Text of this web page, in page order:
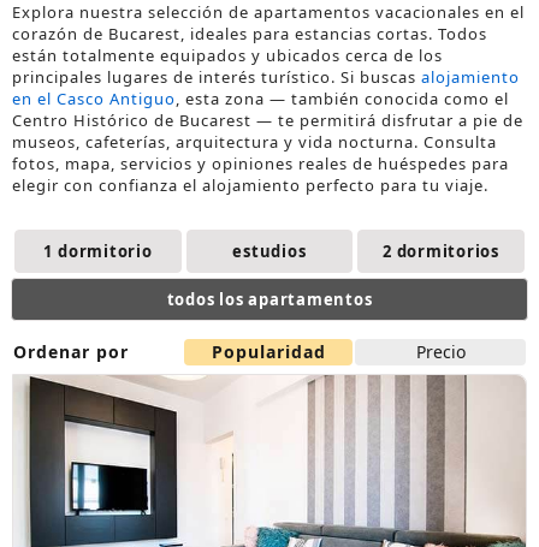
Explora nuestra selección de apartamentos vacacionales en el
corazón de Bucarest, ideales para estancias cortas. Todos
están totalmente equipados y ubicados cerca de los
principales lugares de interés turístico. Si buscas alojamiento
en el Casco Antiguo, esta zona — también conocida como el
Centro Histórico de Bucarest — te permitirá disfrutar a pie de
museos, cafeterías, arquitectura y vida nocturna. Consulta
fotos, mapa, servicios y opiniones reales de huéspedes para
elegir con confianza el alojamiento perfecto para tu viaje.
1 dormitorio estudios 2 dormitorios
todos los apartamentos
Ordenar por Popularidad Precio